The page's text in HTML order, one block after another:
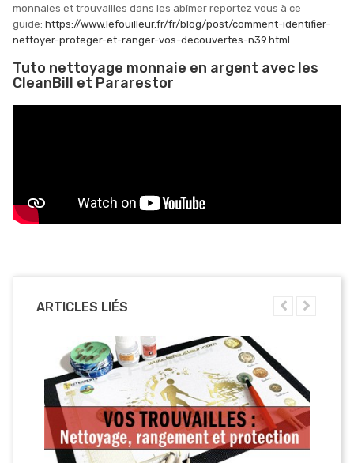
monnaies et trouvailles dans les abîmer reportez vous à ce
guide: https://www.lefouilleur.fr/fr/blog/post/comment-identifier-
nettoyer-proteger-et-ranger-vos-decouvertes-n39.html
Tuto nettoyage monnaie en argent avec les
CleanBill et Pararestor
ARTICLES LIÉS